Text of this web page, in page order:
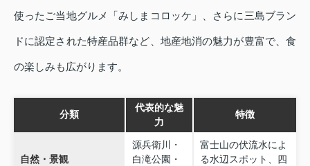
使ったご当地グルメ「みしまコロッケ」、さらに三島ブラン
ドに認定された特産品群など、地産地消の魅力が豊富で、食
の楽しみも広がります。
分類
代表的な魅
力
特徴
自然・景観
源兵衛川・
白滝公園・
富士山の伏流水によ
る水辺スポット、四